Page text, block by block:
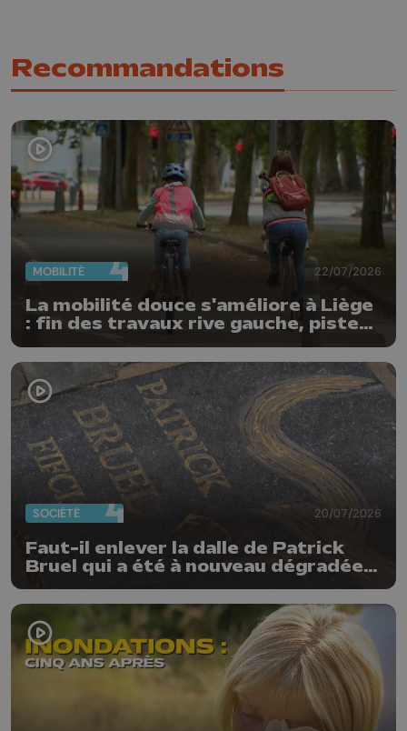
Recommandations
MOBILITÉ 22/07/2026
La mobilité douce s'améliore à Liège
: fin des travaux rive gauche, pistes
Guillemins...
SOCIÉTÉ 20/07/2026
Faut-il enlever la dalle de Patrick
Bruel qui a été à nouveau dégradée ?
"Nos ouvriers sont en vacances"